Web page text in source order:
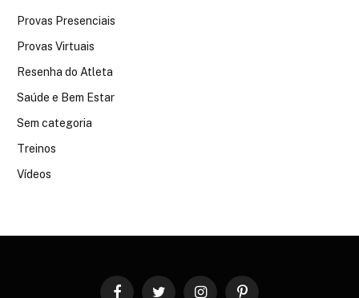
Provas Presenciais
Provas Virtuais
Resenha do Atleta
Saúde e Bem Estar
Sem categoria
Treinos
Vídeos